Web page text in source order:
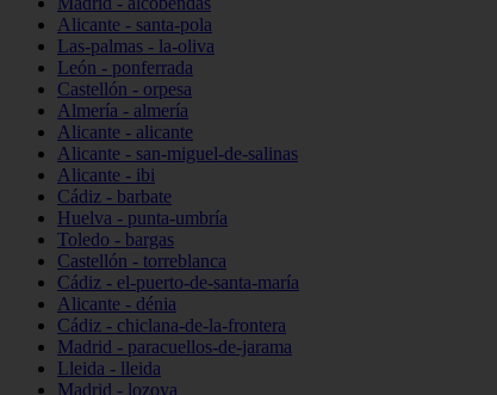
Alicante - santa-pola
Las-palmas - la-oliva
León - ponferrada
Castellón - orpesa
Almería - almería
Alicante - alicante
Alicante - san-miguel-de-salinas
Alicante - ibi
Cádiz - barbate
Huelva - punta-umbría
Toledo - bargas
Castellón - torreblanca
Cádiz - el-puerto-de-santa-maría
Alicante - dénia
Cádiz - chiclana-de-la-frontera
Madrid - paracuellos-de-jarama
Lleida - lleida
Madrid - lozoya